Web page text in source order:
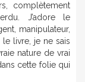
complètement
J’adore le
manipulateur,
livre, je ne sais
nature de vrai
cette folie qui